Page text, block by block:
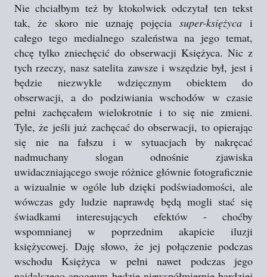
Nie chciałbym też by ktokolwiek odczytał ten tekst
tak, że skoro nie uznaję pojęcia super-księżycai
całego tego medialnego szaleństwa na jego temat,
chcę tylko zniechęcić do obserwacji Księżyca. Nic z
tych rzeczy, nasz satelita zawsze i wszędzie był, jest i
będzie niezwykle wdzięcznym obiektem do
obserwacji, a do podziwiania wschodów w czasie
pełni zachęcałem wielokrotnie i to się nie zmieni.
Tyle, że jeśli już zachęcać do obserwacji, to opierając
się nie na fałszu i w sytuacjach by nakręcać
nadmuchany slogan odnośnie zjawiska
uwidaczniającego swoje różnice głównie fotograficznie
a wizualnie w ogóle lub dzięki podświadomości, ale
wówczas gdy ludzie naprawdę będą mogli stać się
świadkami interesujących efektów - choćby
wspomnianej w poprzednim akapicie iluzji
księżycowej. Daję słowo, że jej połączenie podczas
wschodu Księżyca w pełni nawet podczas jego